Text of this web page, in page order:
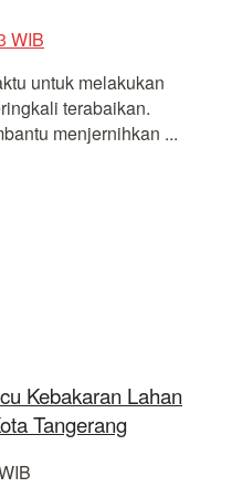
WIB
untuk melakukan
terabaikan.
menjernihkan ...
Kebakaran Lahan
Tangerang